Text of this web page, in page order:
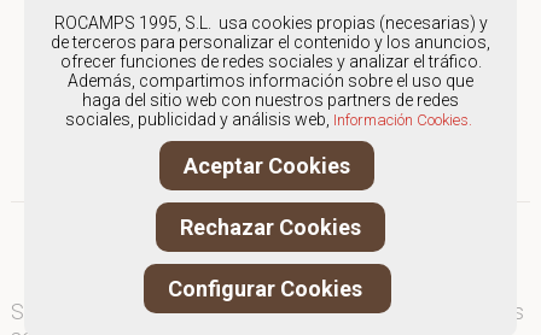
Los envíos a Teruel gestionados
entre semana se entregarán en
menos de 48 horas; los pedidos
realizados en fin de semana, el
producto se enviará a partir del
lunes.
Somos especialistas en Bolsos, y ofrecemos nuestros
ROCAMPS 1995, S.L. usa cookies propias (necesarias) y
de terceros para personalizar el contenido y los anuncios,
ofrecer funciones de redes sociales y analizar el tráfico.
Además, compartimos información sobre el uso que
haga del sitio web con nuestros partners de redes
sociales, publicidad y análisis web, Información Cookies.
Aceptar Cookies
Rechazar Cookies
Configurar Cookies